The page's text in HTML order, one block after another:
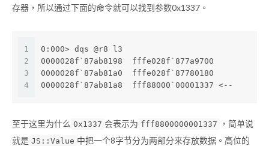
存器，所以通过下面的命令就可以找到参数0x1337。
1
2
3
4
0:000> dqs @r8 l3
0000028f`87ab8198  fffe028f`877a9700
0000028f`87ab81a0  fffe028f`87780180
0000028f`87ab81a8  fff88000`00001337 <--
至于这里为什么 0x1337 会表示为 fff8800000001337
，简单说
就是 JS::Value 中把一个8字节分为两部分来存放数据。高位的